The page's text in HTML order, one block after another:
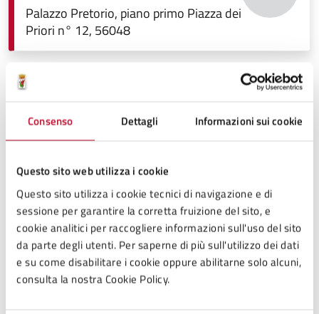
Consenso Dettagli Informazioni sui cookie
Questo sito web utilizza i cookie
Questo sito utilizza i cookie tecnici di navigazione e di
sessione per garantire la corretta fruizione del sito, e
cookie analitici per raccogliere informazioni sull'uso del sito
da parte degli utenti. Per saperne di più sull'utilizzo dei dati
e su come disabilitare i cookie oppure abilitarne solo alcuni,
consulta la nostra Cookie Policy.
Istruzione Pubblica, politiche
Sociali, Sport
Palazzo Pretorio, piano primo Piazza dei
Priori n° 12, 56048
Formati disponibili
pubblico dominio
Allegati